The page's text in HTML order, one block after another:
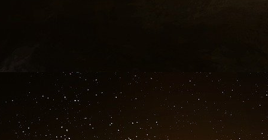
Les commentaires de M. Bardella sur M.
des questions concernant sa position sur le
que l’avenir de l’alliance dépendait du
M. Bardella a déclaré à POLITICO que le